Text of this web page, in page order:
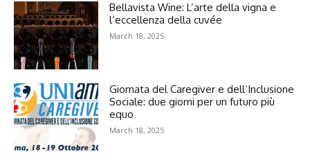
Bellavista Wine: L’arte della vigna e
l’eccellenza della cuvée
March 18, 2025
Giornata del Caregiver e dell’Inclusione
Sociale: due giorni per un futuro più
equo
March 18, 2025